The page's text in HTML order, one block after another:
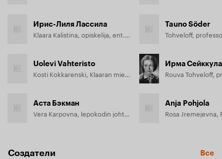
Ирис-Лиля Лассила
Klaara Kalistina, opiskelija, ent. maankuulu traktorityttö
Uolevi Vahteristo
Kosti Kokkarenski, Klaaran mies, jäänmurtajan lämmittäjä
Аста Бэкман
Vera Karpovna, lepokodin johtajatar
Tauno Söder
Tohveloff,
Ирма Сейккула
Anja Pohjola
Создатели Все